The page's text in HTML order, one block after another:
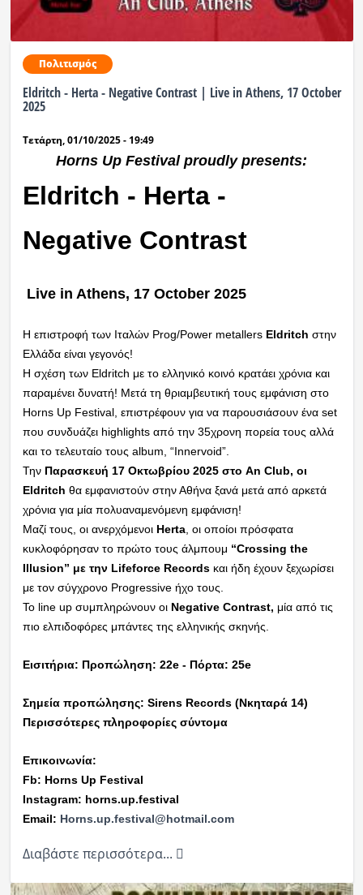
Πολιτισμός
Eldritch - Herta - Negative Contrast | Live in Athens, 17 October
2025
Τετάρτη, 01/10/2025 - 19:49
Horns Up Festival proudly presents:
Eldritch - Herta -
Negative Contrast
Live in Athens, 17 October 2025
Η επιστροφή των Ιταλών Prog/Power metallers Eldritch στην
Ελλάδα είναι γεγονός!
Η σχέση των Eldritch με το ελληνικό κοινό κρατάει χρόνια και
παραμένει δυνατή! Μετά τη θριαμβευτική τους εμφάνιση στο
Horns Up Festival, επιστρέφουν για να παρουσιάσουν ένα set
που συνδυάζει highlights από την 35χρονη πορεία τους αλλά
και το τελευταίο τους album, “Innervoid”.
Την Παρασκευή 17 Οκτωβρίου 2025 στο An Club, οι
Eldritch θα εμφανιστούν στην Αθήνα ξανά μετά από αρκετά
χρόνια για μία πολυαναμενόμενη εμφάνιση!
Μαζί τους, οι ανερχόμενοιHerta, οι οποίοι πρόσφατα
κυκλοφόρησαν το πρώτο τους άλμπουμ “Crossing the
Illusion” με την Lifeforce Recordsκαι ήδη έχουν ξεχωρίσει
με τον σύγχρονο Progressive ήχο τους.
Το line up συμπληρώνουν οι Negative Contrast, μία από τις
πιο ελπιδοφόρες μπάντες της ελληνικής σκηνής.
Εισιτήρια: Προπώληση: 22e - Πόρτα: 25e
Σημεία προπώλησης: Sirens Records (Νκηταρά 14)
Περισσότερες πληροφορίες σύντομα
Επικοινωνία:
Fb: Horns Up Festival
Instagram: horns.up.festival
Email: Horns.up.festival@hotmail.com
Διαβάστε περισσότερα...